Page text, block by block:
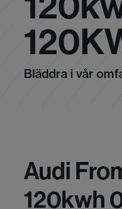
Bläddra i vår
Audi
120kwh